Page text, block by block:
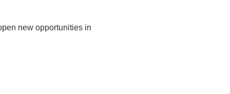
new opportunities in